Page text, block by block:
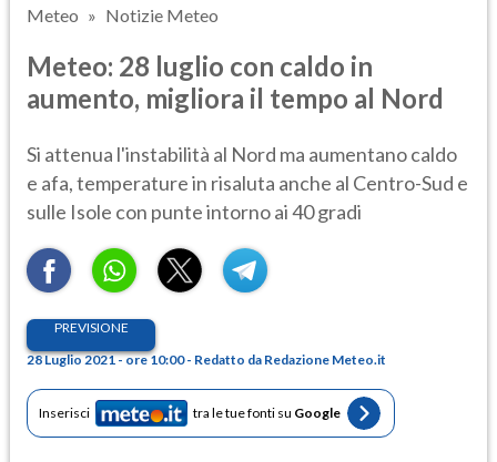
Meteo Notizie Meteo
Meteo: 28 luglio con caldo in
aumento, migliora il tempo al Nord
Si attenua l'instabilità al Nord ma aumentano caldo
e afa, temperature in risaluta anche al Centro-Sud e
sulle Isole con punte intorno ai 40 gradi
PREVISIONE
28 Luglio 2021 - ore 10:00 - Redatto da Redazione Meteo.it
Inserisci tra le tue fonti su Google